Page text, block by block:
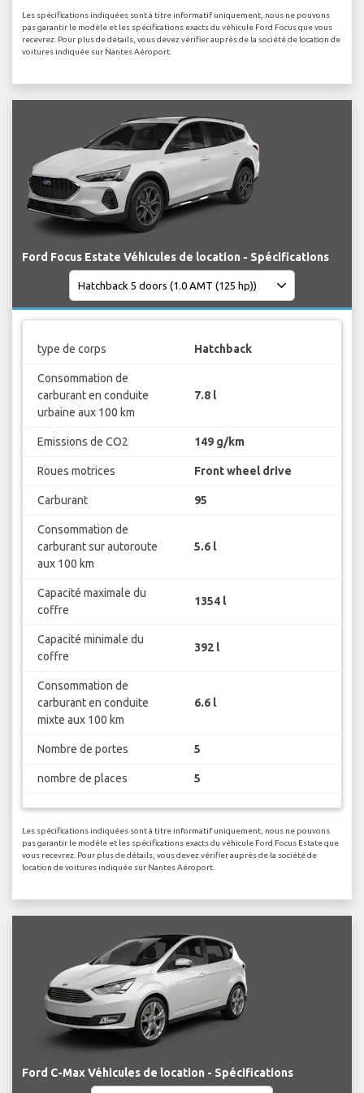
Les spécifications indiquées sont à titre informatif uniquement, nous ne pouvons
pas garantir le modèle et les spécifications exacts du véhicule Ford Focus que vous
recevrez. Pour plus de détails, vous devez vérifier auprès de la société de location de
voitures indiquée sur Nantes Aéroport.
Ford Focus Estate Véhicules de location - Spécifications
type de corps Hatchback
Consommation de
carburant en conduite
urbaine aux 100 km
7.8 l
Emissions de CO2 149 g/km
Roues motrices Front wheel drive
Carburant 95
Consommation de
carburant sur autoroute
aux 100 km
5.6 l
Capacité maximale du
coffre
1354 l
Capacité minimale du
coffre
392 l
Consommation de
carburant en conduite
mixte aux 100 km
6.6 l
Nombre de portes 5
nombre de places 5
Les spécifications indiquées sont à titre informatif uniquement, nous ne pouvons
pas garantir le modèle et les spécifications exacts du véhicule Ford Focus Estate que
vous recevrez. Pour plus de détails, vous devez vérifier auprès de la société de
location de voitures indiquée sur Nantes Aéroport.
Ford C-Max Véhicules de location - Spécifications